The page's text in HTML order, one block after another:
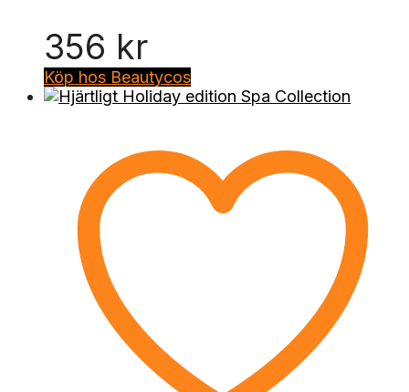
356 kr
Köp hos Beautycos